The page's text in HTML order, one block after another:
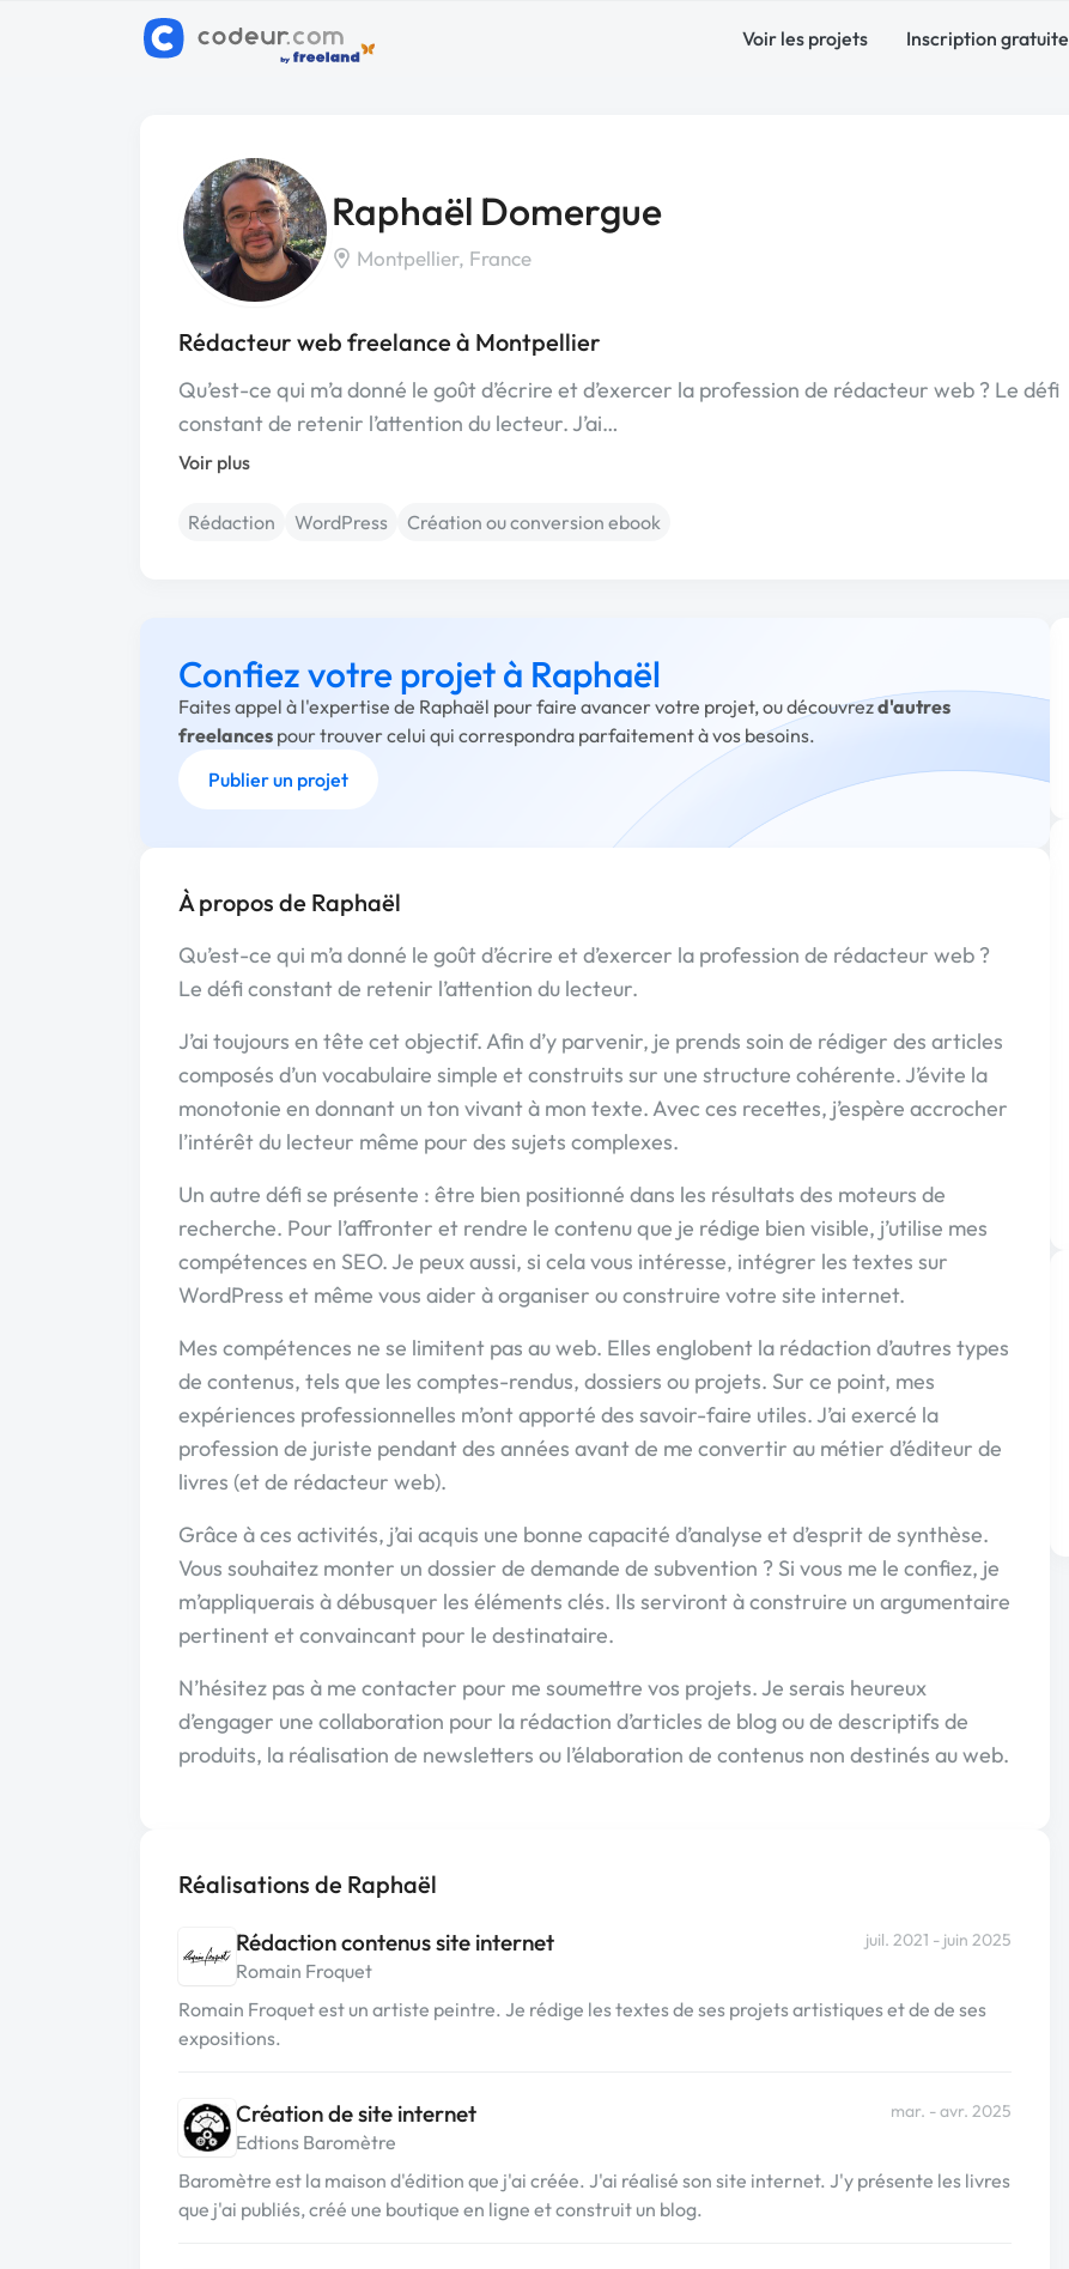
Voir les projets Inscription gratuite
Raphaël Domergue
Montpellier, France
Rédacteur web freelance à Montpellier
Qu’est-ce qui m’a donné le goût d’écrire et d’exercer la profession de rédacteur web ? Le défi
constant de retenir l’attention du lecteur. J’ai…
Voir plus
Rédaction WordPress Création ou conversion ebook
Confiez votre projet à Raphaël
Faites appel à l'expertise de Raphaël pour faire avancer votre projet, ou découvrezd'autres
freelances pour trouver celui qui correspondra parfaitement à vos besoins.
Publier un projet
À propos de Raphaël
Qu’est-ce qui m’a donné le goût d’écrire et d’exercer la profession de rédacteur web ?
Le défi constant de retenir l’attention du lecteur.
J’ai toujours en tête cet objectif. Afin d’y parvenir, je prends soin de rédiger des articles
composés d’un vocabulaire simple et construits sur une structure cohérente. J’évite la
monotonie en donnant un ton vivant à mon texte. Avec ces recettes, j’espère accrocher
l’intérêt du lecteur même pour des sujets complexes.
Un autre défi se présente : être bien positionné dans les résultats des moteurs de
recherche. Pour l’affronter et rendre le contenu que je rédige bien visible, j’utilise mes
compétences en SEO. Je peux aussi, si cela vous intéresse, intégrer les textes sur
WordPress et même vous aider à organiser ou construire votre site internet.
Mes compétences ne se limitent pas au web. Elles englobent la rédaction d’autres types
de contenus, tels que les comptes-rendus, dossiers ou projets. Sur ce point, mes
expériences professionnelles m’ont apporté des savoir-faire utiles. J’ai exercé la
profession de juriste pendant des années avant de me convertir au métier d’éditeur de
livres (et de rédacteur web).
Grâce à ces activités, j’ai acquis une bonne capacité d’analyse et d’esprit de synthèse.
Vous souhaitez monter un dossier de demande de subvention ? Si vous me le confiez, je
m’appliquerais à débusquer les éléments clés. Ils serviront à construire un argumentaire
pertinent et convaincant pour le destinataire.
N’hésitez pas à me contacter pour me soumettre vos projets. Je serais heureux
d’engager une collaboration pour la rédaction d’articles de blog ou de descriptifs de
produits, la réalisation de newsletters ou l’élaboration de contenus non destinés au web.
Réalisations de Raphaël
Rédaction contenus site internet
Romain Froquet
juil. 2021 - juin 2025
Romain Froquet est un artiste peintre. Je rédige les textes de ses projets artistiques et de de ses
expositions.
Création de site internet
Edtions Baromètre
mar. - avr. 2025
Baromètre est la maison d'édition que j'ai créée. J'ai réalisé son site internet. J'y présente les livres
que j'ai publiés, créé une boutique en ligne et construit un blog.